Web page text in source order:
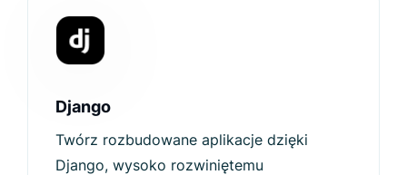
Django
Twórz rozbudowane aplikacje dzięki
Django, wysoko rozwiniętemu